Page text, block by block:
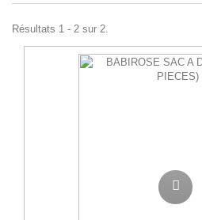
Résultats 1 - 2 sur 2.